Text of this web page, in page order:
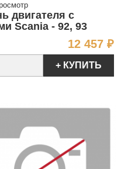
двигателя с
Scania - 92, 93
12 457 ₽
+ КУПИТЬ